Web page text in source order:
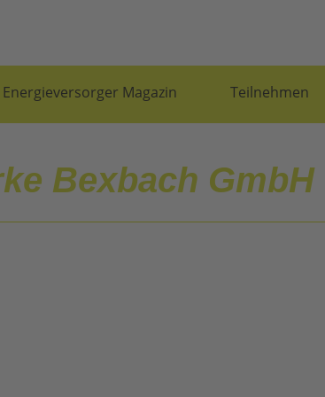
Energieversorger Magazin Teilnehmen
Bexbach GmbH